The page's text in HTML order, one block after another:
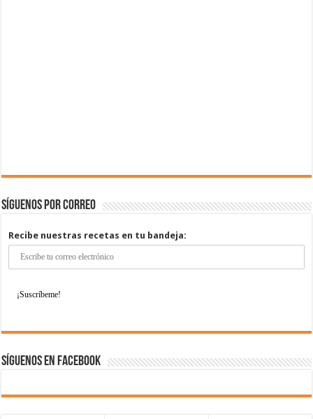
Síguenos por correo
Recibe nuestras recetas en tu bandeja:
Síguenos en Facebook